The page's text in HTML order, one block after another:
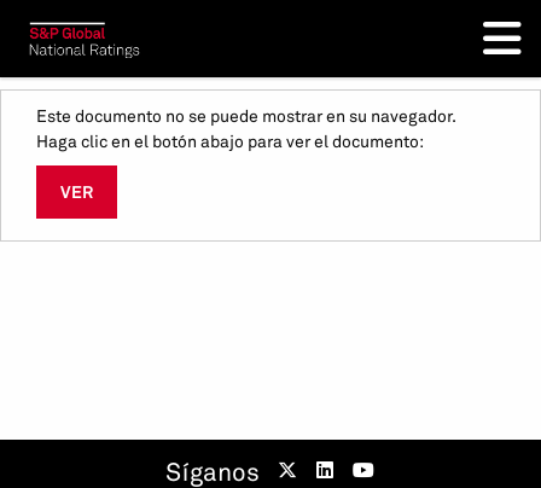
Este documento no se puede mostrar en su navegador.
Haga clic en el botón abajo para ver el documento:
VER
Síganos